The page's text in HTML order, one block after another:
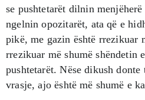
se pushtetarët dilnin
ngelnin opozitarët, ata që e
pikë, me gazin është rrezikuar
rrezikuar më shumë shëndetin
pushtetarët. Nëse dikush
vrasje, ajo është më shumë e